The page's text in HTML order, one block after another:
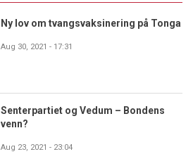
Ny lov om tvangsvaksinering på Tonga
Aug 30, 2021 - 17:31
Senterpartiet og Vedum – Bondens
venn?
Aug 23, 2021 - 23:04